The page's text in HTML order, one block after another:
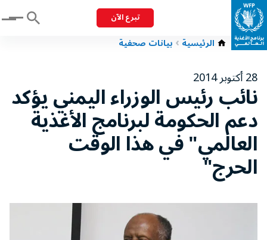
تبرع الآن Menu
الرئيسية بيانات صحفية
28 أكتوبر 2014
نائب رئيس الوزراء اليمني يؤكد
دعم الحكومة لبرنامج الأغذية
العالمي" في هذا الوقت
الحرج"